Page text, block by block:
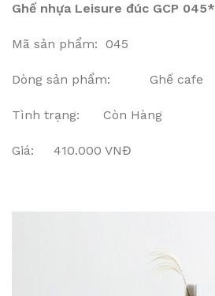
Ghế nhựa Leisure đúc GCP 045*
Mã sản phẩm: 045
Dòng sản phẩm: Ghế cafe
Tình trạng: Còn Hàng
Giá: 410.000 VNĐ